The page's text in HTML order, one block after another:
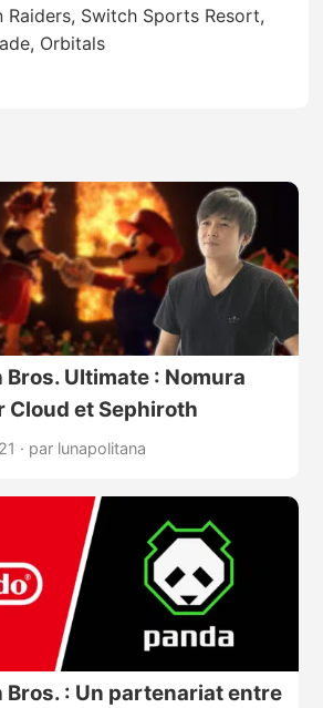
Raiders, Switch Sports Resort,
Orbitals
Bros. Ultimate : Nomura
Cloud et Sephiroth
· par lunapolitana
Bros. : Un partenariat entre